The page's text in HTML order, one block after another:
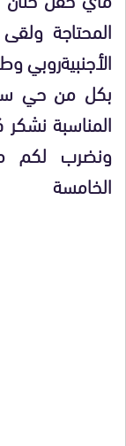
المحتاجة
الأجنبيةروبي
بكل من حي
المناسبة
ونضرب لكم
الخامسة